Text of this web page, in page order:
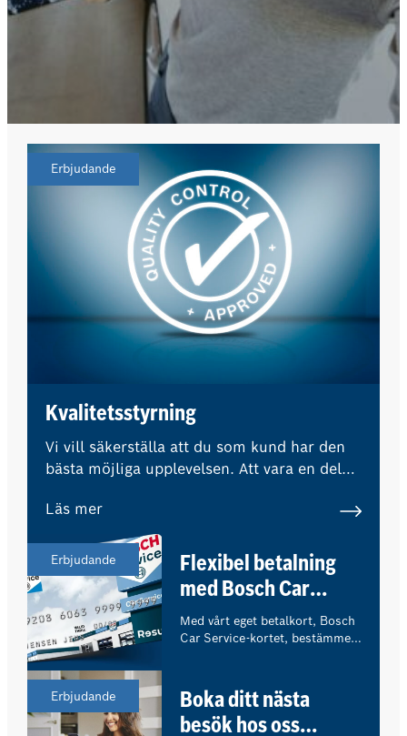
Erbjudande
Kvalitetsstyrning
Vi vill säkerställa att du som kund har den
bästa möjliga upplevelsen. Att vara en del
externa experter regelbundet övervakar
våra kvalitetsstandarder och procedurer.
Läs mer
Erbjudande
Flexibel betalning
med Bosch Car
Service-kortet
Med vårt eget betalkort, Bosch
Car Service-kortet, bestämmer
Erbjudande
Boka ditt nästa
besök hos oss